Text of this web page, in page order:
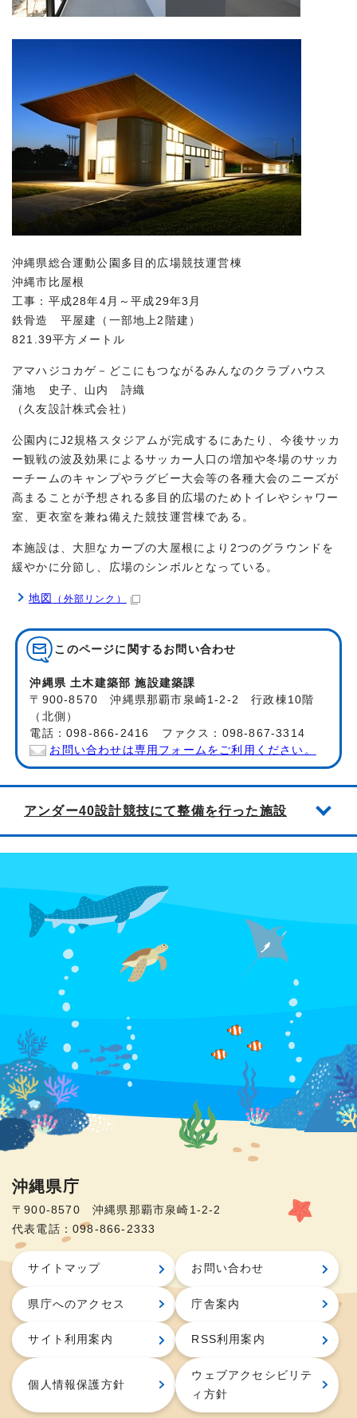
沖縄県総合運動公園多目的広場競技運営棟
沖縄市比屋根
工事：平成28年4月～平成29年3月
鉄骨造 平屋建（一部地上2階建）
821.39平方メートル
アマハジコカゲ－どこにもつながるみんなのクラブハウス
蒲地 史子、山内 詩織
（久友設計株式会社）
公園内にJ2規格スタジアムが完成するにあたり、今後サッカ
ー観戦の波及効果によるサッカー人口の増加や冬場のサッカ
ーチームのキャンプやラグビー大会等の各種大会のニーズが
高まることが予想される多目的広場のためトイレやシャワー
室、更衣室を兼ね備えた競技運営棟である。
本施設は、大胆なカーブの大屋根により2つのグラウンドを
緩やかに分節し、広場のシンボルとなっている。
地図 （外部リンク）
このページに関する お問い合わせ
沖縄県 土木建築部 施設建築課
〒900-8570 沖縄県那覇市泉崎1-2-2 行政棟10階
（北側）
電話：098-866-2416 ファクス：098-867-3314
お問い合わせは専用フォームをご利用ください。
アンダー40設計競技にて整備を行った施設
沖縄県庁
〒900-8570 沖縄県那覇市泉崎1-2-2
代表電話：098-866-2333
サイトマップ お問い合わせ
県庁へのアクセス 庁舎案内
サイト利用案内 RSS利用案内
個人情報保護方針
ウェブアクセシビリテ
ィ方針